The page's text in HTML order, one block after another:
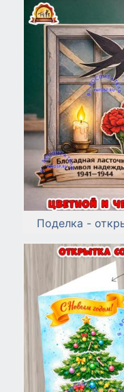
Поделка -